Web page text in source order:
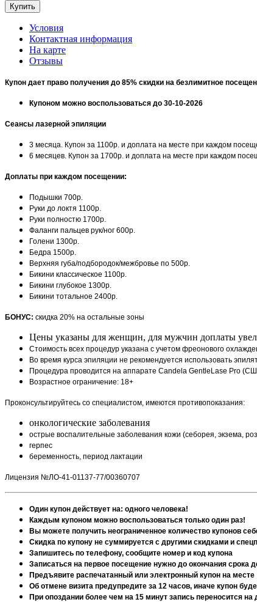
Условия
Контактная информация
На карте
Отзывы
Купон дает право получения до 85% скидки на безлимитное
Купоном можно воспользоваться до 30-10-2026
Сеансы лазерной эпиляции
3 месяца. Купон за 1100р. и доплата на месте при каждом
6 месяцев. Купон за 1700р. и доплата на месте при каждом
Доплаты при каждом посещении:
Подышки 700р.
Руки до локтя 1100р.
Руки полностю 1700р.
Фаланги пальцев рук/ног 600р.
Голени 1300р.
Бедра 1500р.
Верхняя губа/подбородок/межбровье по 500р.
Бикини классическое 1100р.
Бикини глубокое 1300р.
Бикини тотальное 2400р.
БОНУС: скидка 20% на остальные зоны
Цены указаны для женщин, для мужчин доплаты
Стоимость всех процедур указана с учетом фреонового
Во время курса эпиляции не рекомендуется использовать
Процедура проводится на аппарате Candela GentleLase Pro
Возрастное ограничение: 18+
Проконсультируйтесь со специалистом, имеются противопоказания:
онкологические заболевания
острые воспалительные заболевания кожи (себорея, экзема,
герпес
беременность, период лактации
Лицензия №ЛО-41-01137-77/00360707
Один купон действует на: одного человека!
Каждым купоном можно воспользоваться только один раз!
Вы можете получить неограниченное количество купонов
Скидка по купону не суммируется с другими скидками и
Запишитесь по телефону, сообщите номер и код купона
Записаться на первое посещение нужно до окончания срока
Предъявите распечатанный или электронный купон на месте
Об отмене визита предупредите за 12 часов, иначе купон
При опоздании более чем на 15 минут запись переносится на